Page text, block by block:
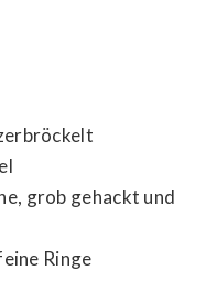
grob gehackt und
Ringe